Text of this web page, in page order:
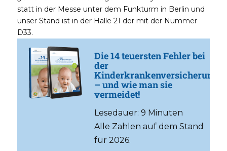
statt in der Messe unter dem Funkturm in Berlin und
unser Stand ist in der Halle 21 der mit der Nummer
D33.
Die 14 teuersten Fehler bei
der
Kinderkrankenversicherung
– und wie man sie
vermeidet!
Lesedauer: 9 Minuten
Alle Zahlen auf dem Stand
für 2026.